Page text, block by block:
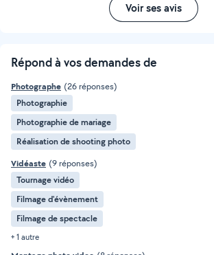
Voir ses avis
Répond à vos demandes de
Photographe (26 réponses)
Photographie
Photographie de mariage
Réalisation de shooting photo
Vidéaste (9 réponses)
Tournage vidéo
Filmage d'évènement
Filmage de spectacle
+ 1 autre